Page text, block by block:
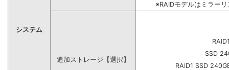
システム
※RAIDモデルはミラー
追加ストレージ【選択】
SSD
RAID1 SSD